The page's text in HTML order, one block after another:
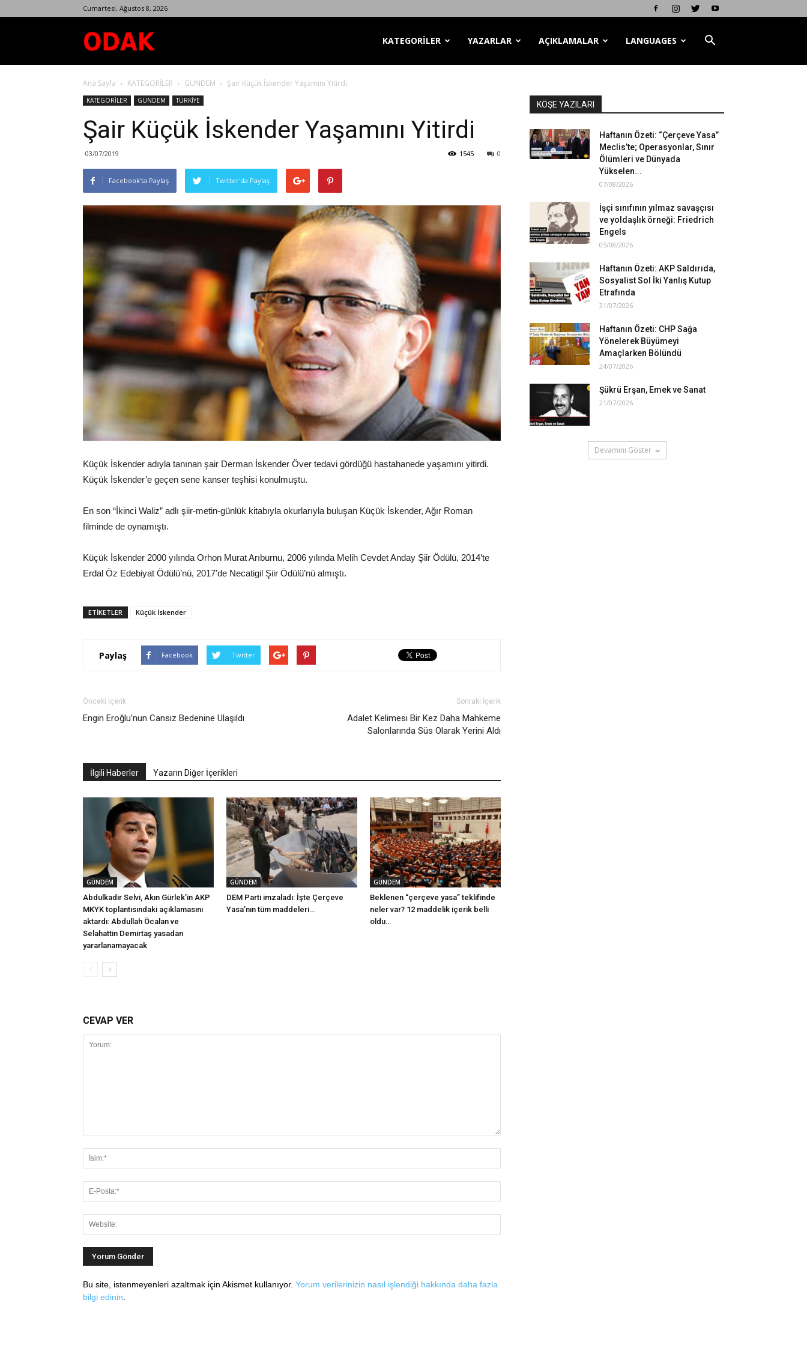
Cumartesi, Ağustos 8, 2026
Dergisi
KATEGORİLER YAZARLAR AÇIKLAMALAR LANGUAGES
Ana Sayfa KATEGORİLER GÜNDEM Şair Küçük İskender Yaşamını Yitirdi
KATEGORİLER GÜNDEM TÜRKİYE
Şair Küçük İskender Yaşamını Yitirdi
03/07/2019 0
1545
Facebook'ta Paylaş Twitter'da Paylaş
Küçük İskender adıyla tanınan şair Derman İskender Över tedavi gördüğü hastahanede yaşamını yitirdi.
Küçük İskender’e geçen sene kanser teşhisi konulmuştu.
En son “İkinci Waliz” adlı şiir-metin-günlük kitabıyla okurlarıyla buluşan Küçük İskender, Ağır Roman
filminde de oynamıştı.
Küçük İskender 2000 yılında Orhon Murat Arıburnu, 2006 yılında Melih Cevdet Anday Şiir Ödülü, 2014’te
Erdal Öz Edebiyat Ödülü’nü, 2017’de Necatigil Şiir Ödülü’nü almıştı.
ETIKETLER Küçük İskender
Paylaş Facebook Twitter
Önceki İçerik
Engin Eroğlu’nun Cansız Bedenine Ulaşıldı
Sonraki İçerik
Adalet Kelimesi Bir Kez Daha Mahkeme
Salonlarında Süs Olarak Yerini Aldı
İlgili Haberler Yazarın Diğer İçerikleri
GÜNDEM
Abdulkadir Selvi, Akın Gürlek’in AKP
MKYK toplantısındaki açıklamasını
aktardı: Abdullah Öcalan ve
Selahattin Demirtaş yasadan
yararlanamayacak
GÜNDEM
DEM Parti imzaladı: İşte Çerçeve
Yasa’nın tüm maddeleri…
GÜNDEM
Beklenen “çerçeve yasa” teklifinde
neler var? 12 maddelik içerik belli
oldu…
CEVAP VER
Bu site, istenmeyenleri azaltmak için Akismet kullanıyor. Yorum verilerinizin nasıl işlendiği hakkında daha fazla
bilgi edinin
KÖŞE YAZILARI
Haftanın Özeti: “Çerçeve Yasa”
Meclis’te; Operasyonlar, Sınır
Ölümleri ve Dünyada
Yükselen...
07/08/2026
İşçi sınıfının yılmaz savaşçısı
ve yoldaşlık örneği: Friedrich
Engels
05/08/2026
Haftanın Özeti: AKP Saldırıda,
Sosyalist Sol İki Yanlış Kutup
Etrafında
31/07/2026
Haftanın Özeti: CHP Sağa
Yönelerek Büyümeyi
Amaçlarken Bölündü
24/07/2026
Şükrü Erşan, Emek ve Sanat
21/07/2026
Devamını Göster